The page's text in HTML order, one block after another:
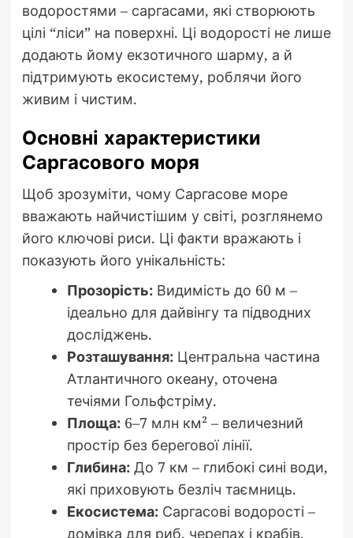
водоростями – саргасами, які створюють
цілі “ліси” на поверхні. Ці водорості не лише
додають йому екзотичного шарму, а й
підтримують екосистему, роблячи його
живим і чистим.
Основні характеристики
Саргасового моря
Щоб зрозуміти, чому Саргасове море
вважають найчистішим у світі, розглянемо
його ключові риси. Ці факти вражають і
показують його унікальність:
Прозорість:Видимість до 60 м –
ідеально для дайвінгу та підводних
досліджень.
Розташування:Центральна частина
Атлантичного океану, оточена
течіями Гольфстріму.
Площа:6–7 млн км² – величезний
простір без берегової лінії.
Глибина:До 7 км – глибокі сині води,
які приховують безліч таємниць.
Екосистема:Саргасові водорості –
домівка для риб, черепах і крабів.